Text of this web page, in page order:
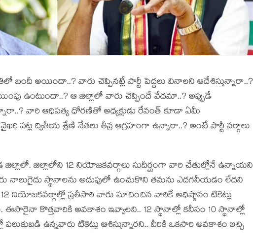
బందీ అయిందా..? వారు చెప్పిన‌ట్లే పార్టీ పెద్ద‌లు వినాల‌ని ఆదేశిస్తున్నారా..?
ఉంటుందా..? ఆ జిల్లాలో వారు చెప్పిందే వేద‌మా..? అప్పుడే
వారి ఆధిప‌త్య ధోర‌ణితో అధ్య‌క్షుడు రేవంత్ కూడా ఏమీ
ప‌ట్ల ద్వితీయ శ్రేణి నేత‌లు తీవ్ర ఆగ్ర‌హంగా ఉన్నారా..? అంటే పార్టీ వ‌ర్గాలు
జిల్లాలో. జిల్లాలోని 12 నియోజ‌క‌వ‌ర్గాలు సుదీర్ఘంగా వారి చేతుల్లోనే ఉన్నాయ‌ని
నాలుగైదు స్థానాల‌ను అదుపులో ఉంచుకొని త‌మ‌ను ఎద‌గ‌నీయ‌డం లేద‌ని
నియోజ‌క‌వ‌ర్గాల్లో ప్ర‌తీసారి వారు సూచించిన వారికే అధిష్ఠానం టికెట్లు
ఈసారైనా కొత్తవారికి అవ‌కాశం ఇవ్వాల‌ని.. 12 స్థానాల్లో క‌నీసం 10 స్థానాల్లో
ఉన్న‌వారు టికెట్లు ఆశిస్తున్నార‌ని.. వీరికి ఒక‌సారి అవ‌కాశం ఇచ్చి